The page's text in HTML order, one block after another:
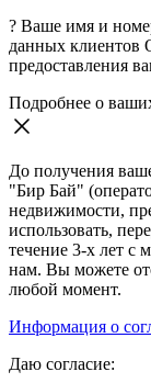
? Ваше имя и
данных клиентов
предоставления
Подробнее о
До получения
"Бир Бай"
недвижимости,
использовать,
течение 3-х лет с
нам. Вы можете
любой момент.
Информация о
Даю согласие: